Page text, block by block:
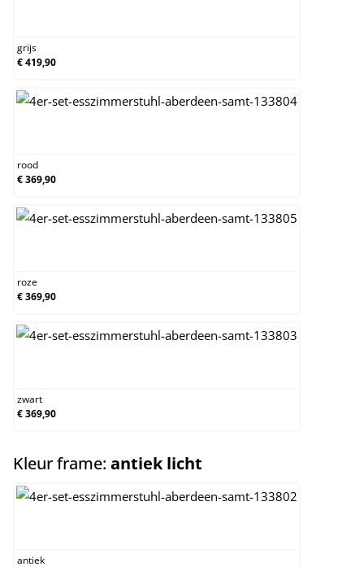
grijs
€ 419,90
rood
€ 369,90
roze
€ 369,90
zwart
€ 369,90
Kleur frame: antiek licht
antiek